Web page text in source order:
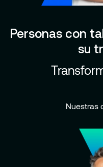
Personas con
su
Nuestras